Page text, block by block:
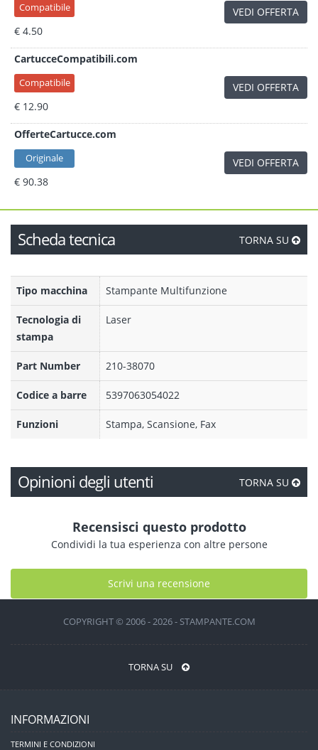
Compatibile
€ 4.50
VEDI OFFERTA
CartucceCompatibili.com
Compatibile
€ 12.90
VEDI OFFERTA
OfferteCartucce.com
Originale
€ 90.38
VEDI OFFERTA
Scheda tecnica TORNA SU
Tipo macchina Stampante Multifunzione
Tecnologia di
stampa
Laser
Part Number 210-38070
Codice a barre 5397063054022
Funzioni Stampa, Scansione, Fax
Opinioni degli utenti TORNA SU
Recensisci questo prodotto
Condividi la tua esperienza con altre persone
Scrivi una recensione
COPYRIGHT © 2006 - 2026 - STAMPANTE.COM
TORNA SU
INFORMAZIONI
TERMINI E CONDIZIONI